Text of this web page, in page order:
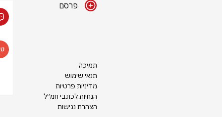
פרסם
תמיכה
תנאי שימוש
מדיניות פרטיות
הנחיות לכתבי חמ״ל
הצהרת נגישות